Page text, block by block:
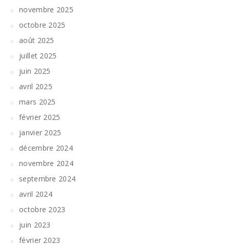
novembre 2025
octobre 2025
août 2025
juillet 2025
juin 2025
avril 2025
mars 2025
février 2025
janvier 2025
décembre 2024
novembre 2024
septembre 2024
avril 2024
octobre 2023
juin 2023
février 2023